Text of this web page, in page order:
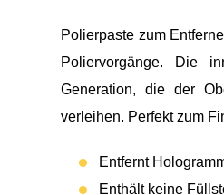
Polierpaste zum
Poliervorgänge. Die
Generation, die der
verleihen. Perfekt zum
Entfernt
Enthält keine